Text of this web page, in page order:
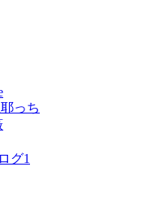
っち
グ1